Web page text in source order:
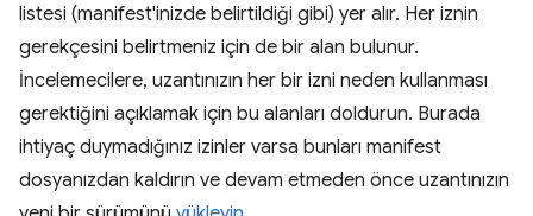
listesi (manifest'inizde belirtildiği gibi) yer alır. Her iznin
gerekçesini belirtmeniz için de bir alan bulunur.
İncelemecilere, uzantınızın her bir izni neden kullanması
gerektiğini açıklamak için bu alanları doldurun. Burada
ihtiyaç duymadığınız izinler varsa bunları manifest
dosyanızdan kaldırın ve devam etmeden önce uzantınızın